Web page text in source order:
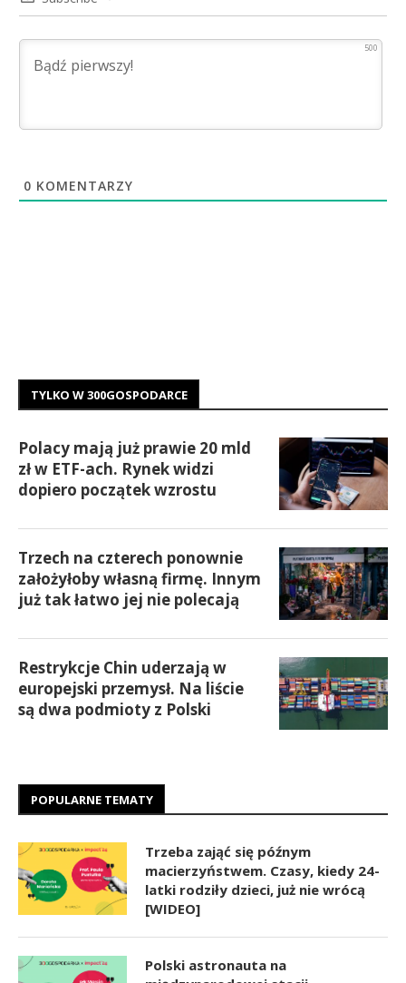
500
0 KOMENTARZY
TYLKO W 300GOSPODARCE
Polacy mają już prawie 20 mld
zł w ETF-ach. Rynek widzi
dopiero początek wzrostu
Trzech na czterech ponownie
założyłoby własną firmę. Innym
już tak łatwo jej nie polecają
Restrykcje Chin uderzają w
europejski przemysł. Na liście
są dwa podmioty z Polski
POPULARNE TEMATY
Trzeba zająć się późnym
macierzyństwem. Czasy, kiedy 24-
latki rodziły dzieci, już nie wrócą
[WIDEO]
Polski astronauta na